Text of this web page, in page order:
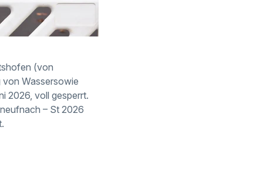
(von
Wassersowie
2026, voll gesperrt.
– St 2026